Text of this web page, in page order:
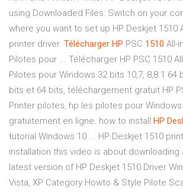
using Downloaded Files: Switch on your
where you want to set up HP Deskjet 1510
printer driver. Télécharger HP PSC 1510 All-
Pilotes pour ... Télécharger HP PSC 1510
Pilotes pour Windows 32 bits 10,7, 8,8.1 64
bits et 64 bits, téléchargement gratuit HP
Printer pilotes, hp les pilotes pour
gratuitement en ligne. how to install
HP
tutorial Windows 10 ... HP Deskjet 1510
installation this video is about downloading
latest version of HP Deskjet 1510 Driver
Vista, XP Category Howto & Style Pilote